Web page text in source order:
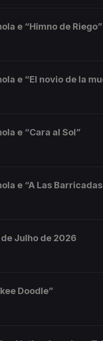
e “Himno de Riego”
e “El novio de la
e “Cara al Sol”
e “A Las
Julho de 2026
Doodle”